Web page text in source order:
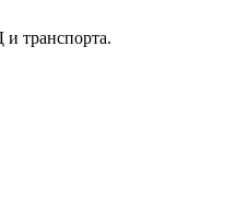
транспорта.